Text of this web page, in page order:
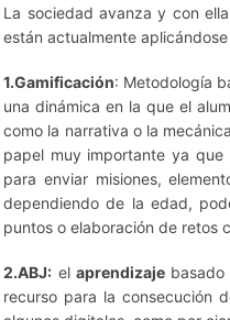
La sociedad avanza y con
están actualmente
1.Gamificación: Metodología
una dinámica en la que el
como la narrativa o la
papel muy importante ya que
para enviar misiones,
dependiendo de la edad,
puntos o elaboración de retos
2.ABJ: el aprendizajebasado
recurso para la consecución